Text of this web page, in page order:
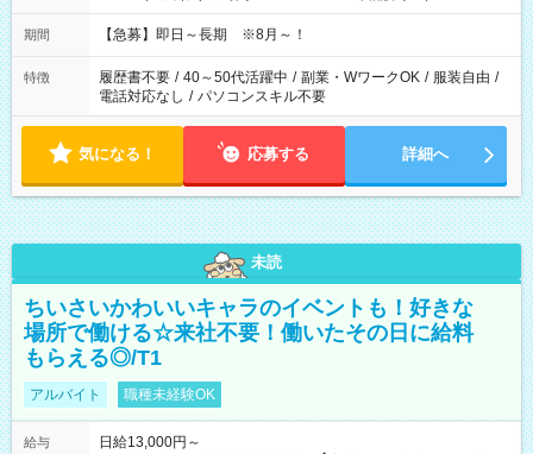
期間 【急募】即日～長期 ※8月～！
特徴 履歴書不要 / 40～50代活躍中 / 副業・WワークOK / 服装自由 /
電話対応なし / パソコンスキル不要
気になる！ 応募する 詳細へ
未読
ちいさいかわいいキャラのイベントも！好きな
場所で働ける☆来社不要！働いたその日に給料
もらえる◎/T1
アルバイト 職種未経験OK
給与
日給13,000円～